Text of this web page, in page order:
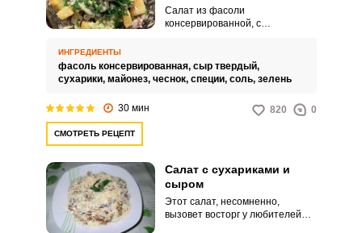
чесноком и майонезом
Салат из фасоли
консервированной, с
закуска, которая отличается
простотой приготовления и
фасоль, так как она придаёт
ИНГРЕДИЕНТЫ
фасоль консервированная, сыр твердый,
сухарики, майонез, чеснок, специи, соль, зелень
30 мин 820 0
СМОТРЕТЬ РЕЦЕПТ
Салат с сухариками и
сыром
Этот салат, несомненно,
вызовет восторг у любителей